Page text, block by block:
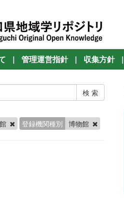
| 管理運営指針 | 収集方針 |
登録機関種別 博物館